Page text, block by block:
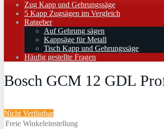
Zug Kapp und Gehrungssäge
5 Kapp Zugsägen im Vergleich
Ratgeber
Auf Gehrung sägen
Kappsäge für Metall
Tisch Kapp und Gehrungssäge
Häufig gestellte Fragen
Bosch GCM 12 GDL
Nicht Verfügbar
Freie Winkeleinstellung